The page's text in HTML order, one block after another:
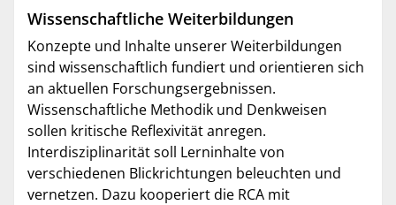
Wissenschaftliche Weiterbildungen
Konzepte und Inhalte unserer Weiterbildungen
sind wissenschaftlich fundiert und orientieren sich
an aktuellen Forschungsergebnissen.
Wissenschaftliche Methodik und Denkweisen
sollen kritische Reflexivität anregen.
Interdisziplinarität soll Lerninhalte von
verschiedenen Blickrichtungen beleuchten und
vernetzen. Dazu kooperiert die RCA mit